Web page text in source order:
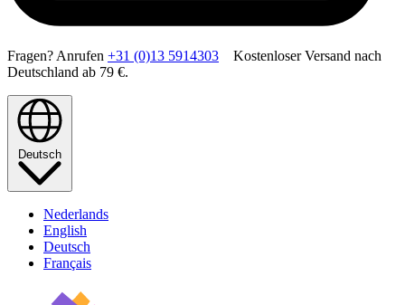
Fragen? Anrufen +31 (0)13 5914303 Kostenloser Versand nach
Deutschland ab 79 €.
Deutsch
Nederlands
English
Deutsch
Français